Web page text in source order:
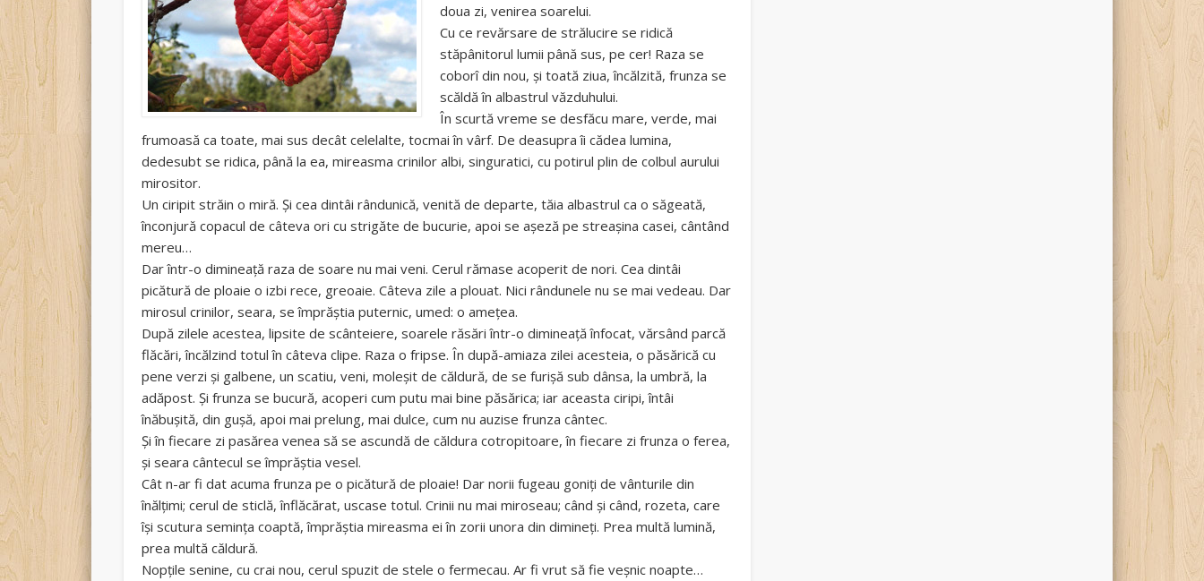
doua zi, venirea soarelui.
Cu ce revărsare de strălucire se ridică
stăpânitorul lumii până sus, pe cer! Raza se
coborî din nou, și toată ziua, încălzită, frunza se
scăldă în albastrul văzduhului.
În scurtă vreme se desfăcu mare, verde, mai
frumoasă ca toate, mai sus decât celelalte, tocmai în vârf. De deasupra îi cădea lumina,
dedesubt se ridica, până la ea, mireasma crinilor albi, singuratici, cu potirul plin de colbul aurului
mirositor.
Un ciripit străin o miră. Și cea dintâi rândunică, venită de departe, tăia albastrul ca o săgeată,
înconjură copacul de câteva ori cu strigăte de bucurie, apoi se așeză pe streașina casei, cântând
mereu…
Dar într-o dimineață raza de soare nu mai veni. Cerul rămase acoperit de nori. Cea dintâi
picătură de ploaie o izbi rece, greoaie. Câteva zile a plouat. Nici rândunele nu se mai vedeau. Dar
mirosul crinilor, seara, se împrăștia puternic, umed: o amețea.
După zilele acestea, lipsite de scânteiere, soarele răsări într-o dimineață înfocat, vărsând parcă
flăcări, încălzind totul în câteva clipe. Raza o fripse. În după-amiaza zilei acesteia, o păsărică cu
pene verzi și galbene, un scatiu, veni, moleșit de căldură, de se furișă sub dânsa, la umbră, la
adăpost. Și frunza se bucură, acoperi cum putu mai bine păsărica; iar aceasta ciripi, întâi
înăbușită, din gușă, apoi mai prelung, mai dulce, cum nu auzise frunza cântec.
Și în fiecare zi pasărea venea să se ascundă de căldura cotropitoare, în fiecare zi frunza o ferea,
și seara cântecul se împrăștia vesel.
Cât n-ar fi dat acuma frunza pe o picătură de ploaie! Dar norii fugeau goniți de vânturile din
înălțimi; cerul de sticlă, înflăcărat, uscase totul. Crinii nu mai miroseau; când și când, rozeta, care
își scutura semința coaptă, împrăștia mireasma ei în zorii unora din dimineți. Prea multă lumină,
prea multă căldură.
Nopțile senine, cu crai nou, cerul spuzit de stele o fermecau. Ar fi vrut să fie veșnic noapte…